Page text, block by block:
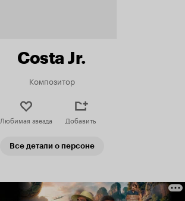
Costa Jr.
Композитор
Любимая звезда Добавить
Все детали о персоне